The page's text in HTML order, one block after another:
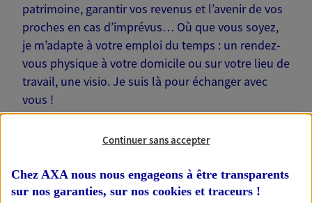
patrimoine, garantir vos revenus et l’avenir de vos
proches en cas d’imprévus… Où que vous soyez,
je m’adapte à votre emploi du temps : un rendez-
vous physique à votre domicile ou sur votre lieu de
travail, une visio. Je suis là pour échanger avec
vous !
Nos offres phares
Continuer sans accepter
Chez AXA nous nous engageons à être transparents
sur nos garanties, sur nos cookies et traceurs !